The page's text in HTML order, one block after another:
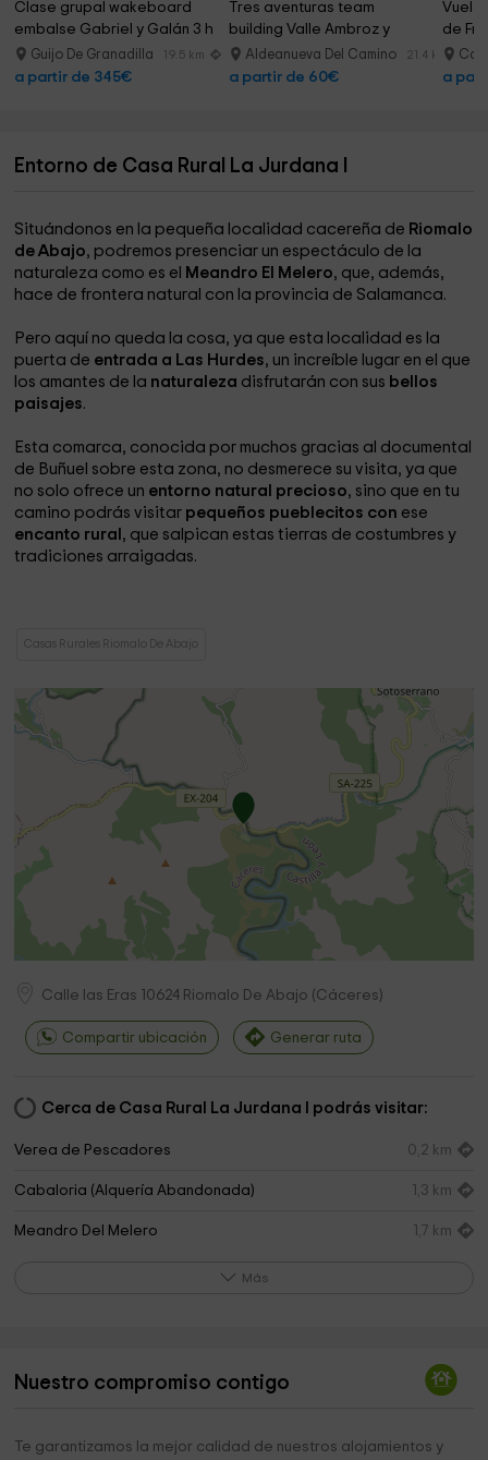
Clase grupal wakeboard
embalse Gabriel y Galán 3 h
Guijo De Granadilla 19.5 km
a partir de 345€
Tres aventuras team
building Valle Ambroz y
comida
Aldeanueva Del Camino 21.4 km
a partir de 60€
Vuelo
de
a
Entorno de Casa Rural La Jurdana I
Situándonos en la pequeña localidad cacereña de Riomalo
de Abajo, podremos presenciar un espectáculo de la
naturaleza como es el
Meandro El Melero, que, además,
hace de frontera natural con la provincia de Salamanca.
Pero aquí no queda la cosa, ya que esta localidad es la
puerta de entrada a Las Hurdes, un increíble lugar en el que
los amantes de la naturaleza disfrutarán con sus bellos
paisajes.
Esta comarca, conocida por muchos gracias al documental
de Buñuel sobre esta zona, no desmerece su visita, ya que
no solo ofrece un entorno natural precioso, sino que en tu
camino podrás visitar pequeños pueblecitos con ese
encanto rural , que salpican estas tierras de costumbres y
tradiciones arraigadas.
Casas Rurales Riomalo De Abajo
Calle las Eras 10624 Riomalo De Abajo (Cáceres)
Compartir ubicación Generar ruta
Cerca de Casa Rural La Jurdana I podrás visitar:
Verea de Pescadores 0,2 km
Cabaloria (Alquería Abandonada) 1,3 km
Meandro Del Melero 1,7 km
Ermita del Humilladero 4,8 km
Más
Nuestro compromiso contigo
Te garantizamos la mejor calidad de nuestros alojamientos y